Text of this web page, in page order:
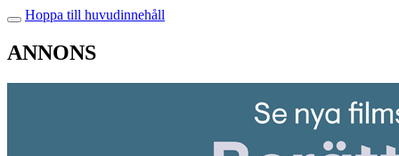
Hoppa till huvudinnehåll
ANNONS